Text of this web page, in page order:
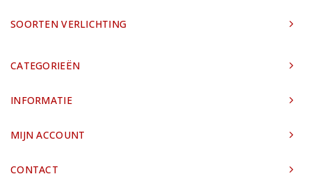
SOORTEN VERLICHTING
CATEGORIEËN
INFORMATIE
MIJN ACCOUNT
CONTACT